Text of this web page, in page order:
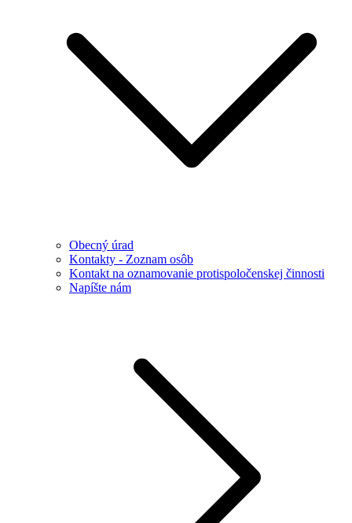
Obecný úrad
Kontakty - Zoznam osôb
Kontakt na oznamovanie protispoločenskej činnosti
Napíšte nám